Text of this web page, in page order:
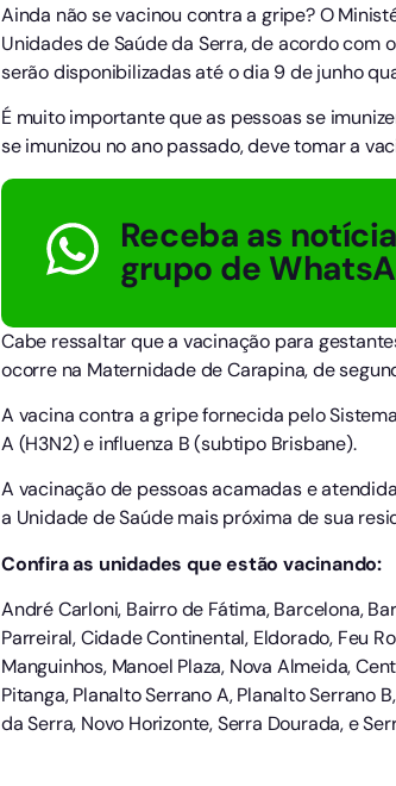
Ainda não se vacinou contra a gripe? O
Unidades de Saúde da Serra, de acordo com
serão disponibilizadas até o dia 9 de junho
É muito importante que as pessoas se
se imunizou no ano passado, deve tomar a
Receba as
grupo de
Cabe ressaltar que a vacinação para
ocorre na Maternidade de Carapina, de
A vacina contra a gripe fornecida pelo
A (H3N2) e influenza B (subtipo Brisbane).
A vacinação de pessoas acamadas e
a Unidade de Saúde mais próxima de sua
Confira as unidades que estão vacinando:
André Carloni, Bairro de Fátima, Barcelona,
Parreiral, Cidade Continental, Eldorado, Feu
Manguinhos, Manoel Plaza, Nova Almeida,
Pitanga, Planalto Serrano A, Planalto Serrano
da Serra, Novo Horizonte, Serra Dourada, e